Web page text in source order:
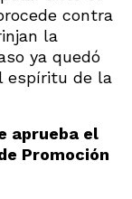
contra
la
ya quedó
espíritu de la
aprueba el
Promoción